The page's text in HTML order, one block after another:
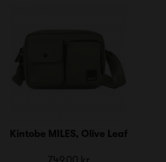
Kintobe MILES, Olive Leaf
749,00 kr